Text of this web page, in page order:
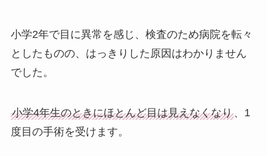
小学2年で目に異常を感じ、検査のため病院を転々
としたものの、はっきりした原因はわかりません
でした。
小学4年生のときにほとんど目は見えなくなり、1
度目の手術を受けます。